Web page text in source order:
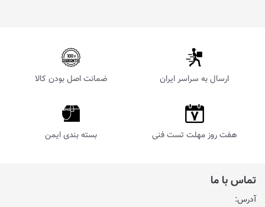
ارسال به سراسر ایران ضمانت اصل بودن کالا
هفت روز مهلت تست فنی بسته بندی ایمن
تماس با ما
آدرس: